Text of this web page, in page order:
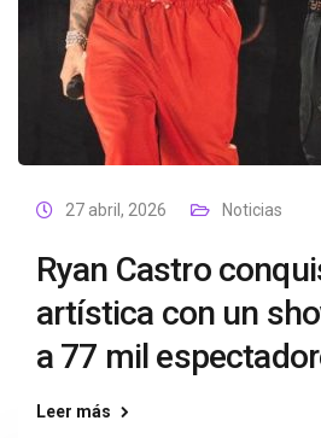
27 abril, 2026 Noticias
Ryan Castro
artística con un
a 77 mil
Leer más